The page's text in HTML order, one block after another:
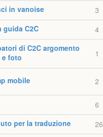
in vanoise
3
guida C2C
4
di C2C argomento
e foto
1
mobile 2
6
per la traduzione
26